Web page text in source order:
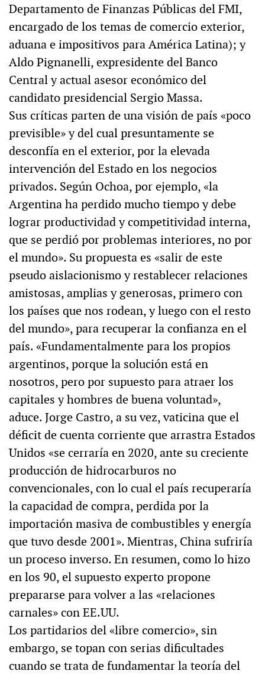
Departamento de Finanzas Públicas del FMI,
encargado de los temas de comercio exterior,
aduana e impositivos para América Latina); y
Aldo Pignanelli, expresidente del Banco
Central y actual asesor económico del
candidato presidencial Sergio Massa.
Sus críticas parten de una visión de país «poco
previsible» y del cual presuntamente se
desconfía en el exterior, por la elevada
intervención del Estado en los negocios
privados. Según Ochoa, por ejemplo, «la
Argentina ha perdido mucho tiempo y debe
lograr productividad y competitividad interna,
que se perdió por problemas interiores, no por
el mundo». Su propuesta es «salir de este
pseudo aislacionismo y restablecer relaciones
amistosas, amplias y generosas, primero con
los países que nos rodean, y luego con el resto
del mundo», para recuperar la confianza en el
país. «Fundamentalmente para los propios
argentinos, porque la solución está en
nosotros, pero por supuesto para atraer los
capitales y hombres de buena voluntad»,
aduce. Jorge Castro, a su vez, vaticina que el
déficit de cuenta corriente que arrastra Estados
Unidos «se cerraría en 2020, ante su creciente
producción de hidrocarburos no
convencionales, con lo cual el país recuperaría
la capacidad de compra, perdida por la
importación masiva de combustibles y energía
que tuvo desde 2001». Mientras, China sufriría
un proceso inverso. En resumen, como lo hizo
en los 90, el supuesto experto propone
prepararse para volver a las «relaciones
carnales» con EE.UU.
Los partidarios del «libre comercio», sin
embargo, se topan con serias dificultades
cuando se trata de fundamentar la teoría del